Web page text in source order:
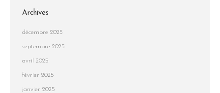
Archives
décembre 2025
septembre 2025
avril 2025
février 2025
janvier 2025